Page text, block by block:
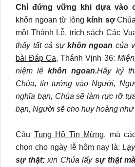
Chỉ đứng vững khi dựa vào
khôn ngoan từ lòng kính sợ
một Thánh Lễ, trích sách Các
thấy tất cả sự khôn ngoan của
bài Đáp Ca, Thánh Vịnh 36:
niệm lẽkhôn ngoan.Hãy ký
Chúa, tin tưởng vào Người,
nghĩa bạn, Chúa sẽ làm rực rỡ
bạn, Người sẽ cho huy hoàng như
Câu Tung Hô Tin Mừng, mà
chọn cho ngày lễ hôm nay là:
sự thật;xin Chúa lấysự thật